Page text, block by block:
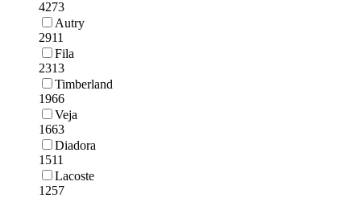
4273
Autry
2911
Fila
2313
Timberland
1966
Veja
1663
Diadora
1511
Lacoste
1257